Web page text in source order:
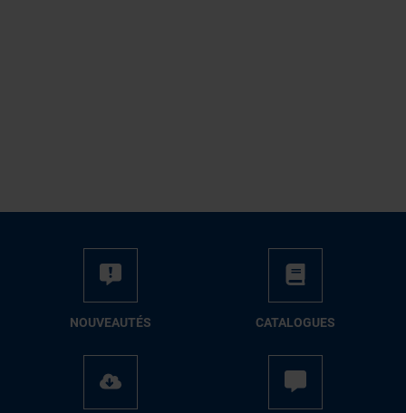
NOUVEAUTÉS CATALOGUES